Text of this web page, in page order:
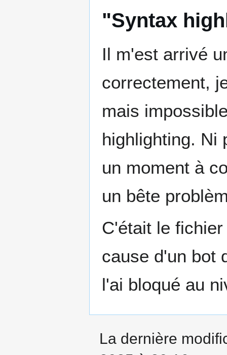
"Syntax
Il m'est arrivé
correctement,
mais
highlighting. Ni
un moment à
un bête
C'était le
cause d'un bot
l'ai bloqué au
La dernière